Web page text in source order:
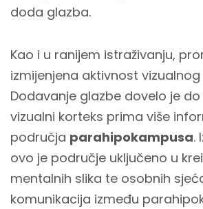
doda glazba.
Kao i u ranijem istraživanju,
izmijenjena aktivnost
Dodavanje glazbe dovelo je
vizualni korteks prima više
područja parahipokampusa.
ovo je područje uključeno u
mentalnih slika te osobnih
komunikacija između